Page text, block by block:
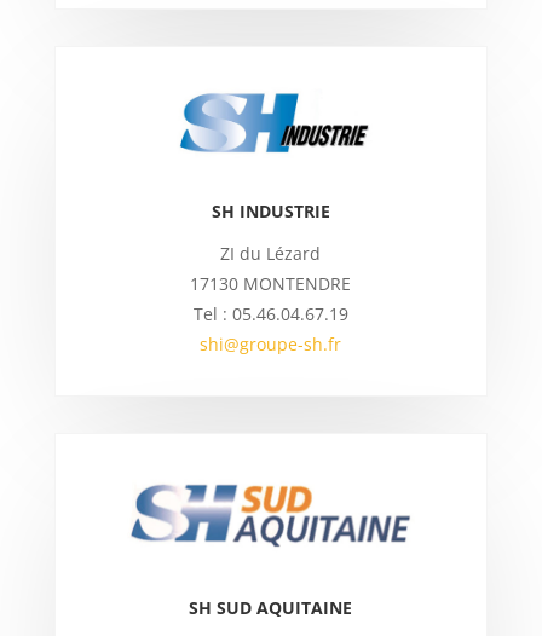
SH INDUSTRIE
ZI du Lézard
17130 MONTENDRE
Tel : 05.46.04.67.19
shi@groupe-sh.fr
SH SUD AQUITAINE